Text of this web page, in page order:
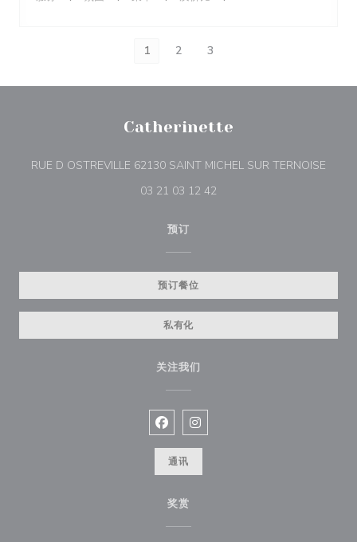
1 2 3
Catherinette
RUE D OSTREVILLE 62130 SAINT MICHEL SUR TERNOISE
03 21 03 12 42
预订
预订餐位
私有化
关注我们
Facebook ((在新窗口中打开))
Instagram ((在新窗口中打开))
通讯
奖赏